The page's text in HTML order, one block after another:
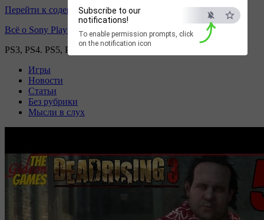
Subscribe to our
notifications!
To enable permission prompts, click
on the notification icon
Перейти к содержимому
Всё о Sony Playstation
PS3, PS4. PS5, PS games
Игры
Новости
Статьи
Без рубрики
Мысли в слух